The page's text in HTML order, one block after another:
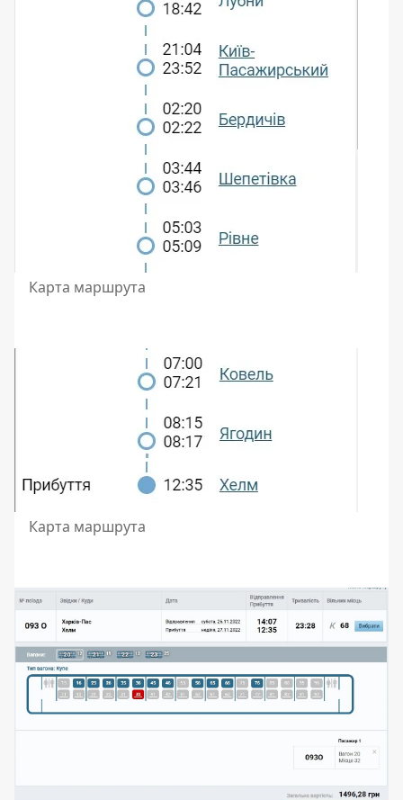
Карта маршрута
Карта маршрута